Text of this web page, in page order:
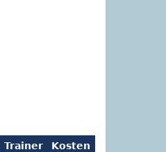
Trainer Kosten